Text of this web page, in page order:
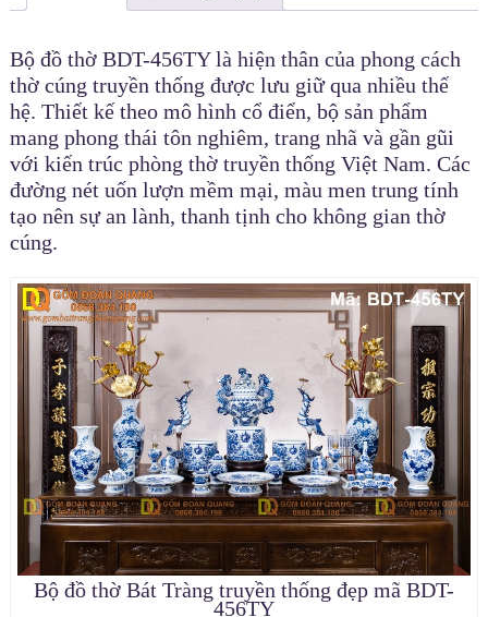
Bộ đồ thờ BDT-456TY là hiện thân của phong cách
thờ cúng truyền thống được lưu giữ qua nhiều thế
hệ. Thiết kế theo mô hình cổ điển, bộ sản phẩm
mang phong thái tôn nghiêm, trang nhã và gần gũi
với kiến trúc phòng thờ truyền thống Việt Nam. Các
đường nét uốn lượn mềm mại, màu men trung tính
tạo nên sự an lành, thanh tịnh cho không gian thờ
cúng.
Bộ đồ thờ Bát Tràng truyền thống đẹp mã BDT-
456TY